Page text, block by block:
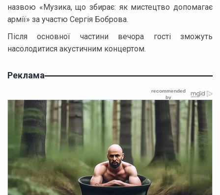
назвою «Музика, що збирає: як мистецтво допомагає
армії» за участю Сергія Боброва.
Після основної частини вечора гості зможуть
насолодитися акустичним концертом.
Реклама